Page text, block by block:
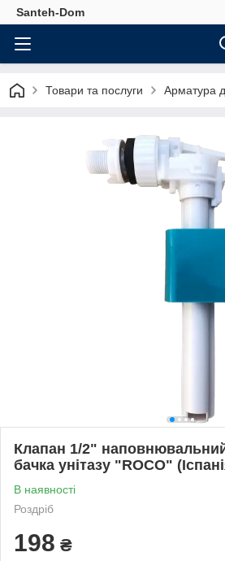
Santeh-Dom
Товари та послуги Арматура
Клапан 1/2"
бачка унітазу "ROCO"
В наявності
Роздріб
198 ₴